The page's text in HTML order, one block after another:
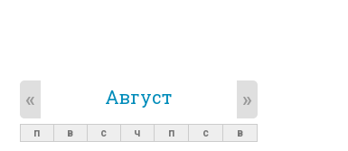
Август
« »
п в с ч п с
в